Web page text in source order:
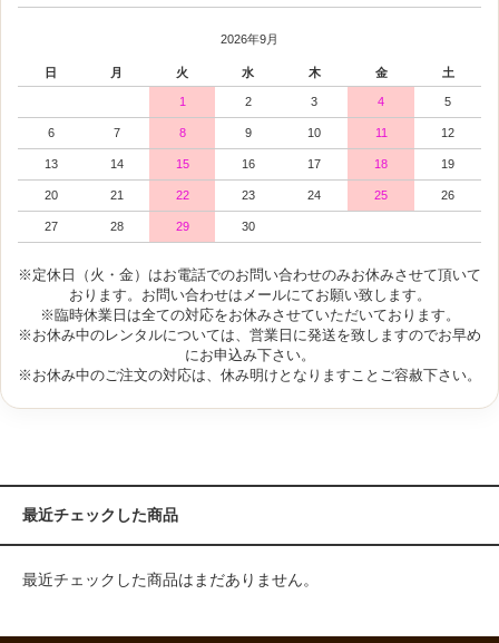
2026年9月
日 月 火 水 木 金 土
1 2 3 4 5
6 7 8 9 10 11 12
13 14 15 16 17 18 19
20 21 22 23 24 25 26
27 28 29 30
※定休日（火・金）はお電話でのお問い合わせのみお休みさせて頂いて
おります。お問い合わせはメールにてお願い致します。
※臨時休業日は全ての対応をお休みさせていただいております。
※お休み中のレンタルについては、営業日に発送を致しますのでお早め
にお申込み下さい。
※お休み中のご注文の対応は、休み明けとなりますことご容赦下さい。
最近チェックした商品
最近チェックした商品はまだありません。